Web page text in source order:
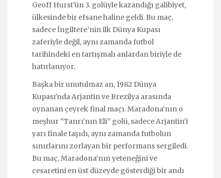
Geoff Hurst'ün 3. golüyle kazandığı galibiyet,
ülkesinde bir efsane haline geldi. Bu maç,
sadece İngiltere’nin ilk Dünya Kupası
zaferiyle değil, aynı zamanda futbol
tarihindeki en tartışmalı anlardan biriyle de
hatırlanıyor.
Başka bir unutulmaz an, 1982 Dünya
Kupası'nda Arjantin ve Brezilya arasında
oynanan çeyrek final maçı. Maradona’nın o
meşhur “Tanrı’nın Eli” golü, sadece Arjantin’i
yarı finale taşıdı, aynı zamanda futbolun
sınırlarını zorlayan bir performans sergiledi.
Bu maç, Maradona’nın yeteneğini ve
cesaretini en üst düzeyde gösterdiği bir andı